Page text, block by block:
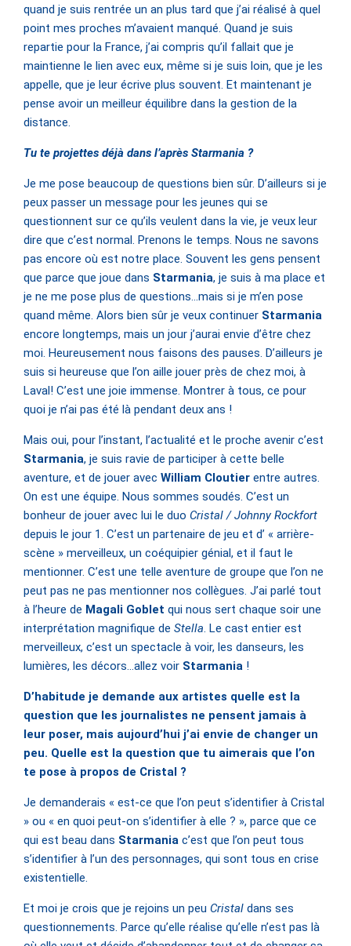
quand je suis rentrée un an plus tard que j’ai réalisé à quel
point mes proches m’avaient manqué. Quand je suis
repartie pour la France, j’ai compris qu’il fallait que je
maintienne le lien avec eux, même si je suis loin, que je les
appelle, que je leur écrive plus souvent. Et maintenant je
pense avoir un meilleur équilibre dans la gestion de la
distance.
Tu te projettes déjà dans l’après Starmania ?
Je me pose beaucoup de questions bien sûr. D’ailleurs si je
peux passer un message pour les jeunes qui se
questionnent sur ce qu’ils veulent dans la vie, je veux leur
dire que c’est normal. Prenons le temps. Nous ne savons
pas encore où est notre place. Souvent les gens pensent
que parce que joue dans Starmania, je suis à ma place et
je ne me pose plus de questions…mais si je m’en pose
quand même. Alors bien sûr je veux continuer Starmania
encore longtemps, mais un jour j’aurai envie d’être chez
moi. Heureusement nous faisons des pauses. D’ailleurs je
suis si heureuse que l’on aille jouer près de chez moi, à
Laval! C’est une joie immense. Montrer à tous, ce pour
quoi je n’ai pas été là pendant deux ans !
Mais oui, pour l’instant, l’actualité et le proche avenir c’est
Starmania, je suis ravie de participer à cette belle
aventure, et de jouer avec William Cloutier entre autres.
On est une équipe. Nous sommes soudés. C’est un
bonheur de jouer avec lui le duo Cristal / Johnny Rockfort
depuis le jour 1. C’est un partenaire de jeu et d’ « arrière-
scène » merveilleux, un coéquipier génial, et il faut le
mentionner. C’est une telle aventure de groupe que l’on ne
peut pas ne pas mentionner nos collègues. J’ai parlé tout
à l’heure de Magali Goblet qui nous sert chaque soir une
interprétation magnifique de Stella. Le cast entier est
merveilleux, c’est un spectacle à voir, les danseurs, les
lumières, les décors…allez voir Starmania !
D’habitude je demande aux artistes quelle est la
question que les journalistes ne pensent jamais à
leur poser, mais aujourd’hui j’ai envie de changer un
peu. Quelle est la question que tu aimerais que l’on
te pose à propos de Cristal ?
Je demanderais « est-ce que l’on peut s’identifier à Cristal
» ou « en quoi peut-on s’identifier à elle ? », parce que ce
qui est beau dans Starmania c’est que l’on peut tous
s’identifier à l’un des personnages, qui sont tous en crise
existentielle.
Et moi je crois que je rejoins un peu Cristal dans ses
questionnements. Parce qu’elle réalise qu’elle n’est pas là